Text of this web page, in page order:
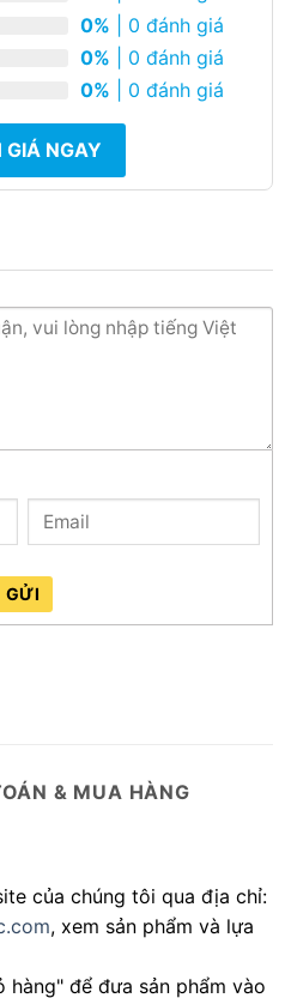
0% | 0 đánh giá
0% | 0 đánh giá
0% | 0 đánh giá
NGAY
GỬI
& MUA HÀNG
của chúng tôi qua địa chỉ:
, xem sản phẩm và lựa
hàng" để đưa sản phẩm vào